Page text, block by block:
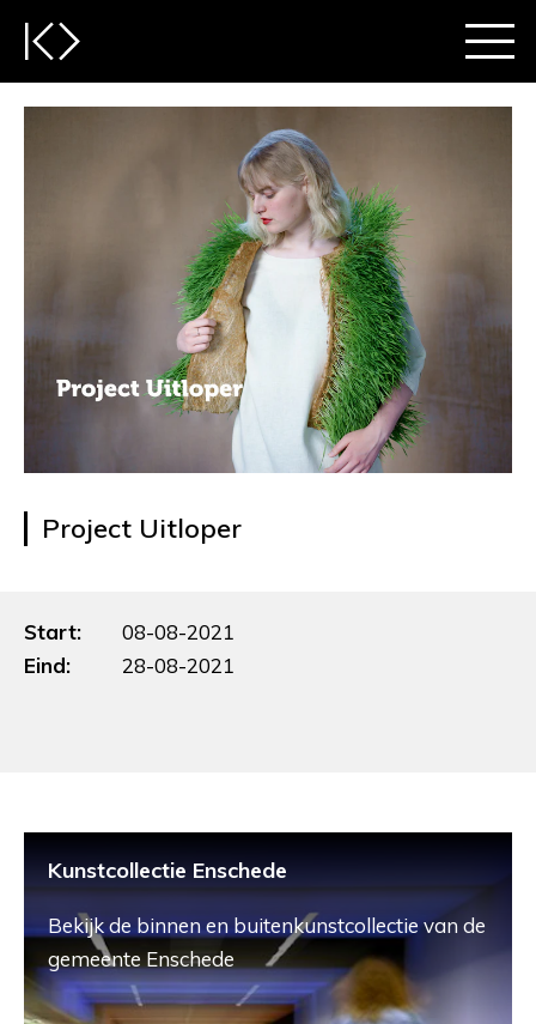
Project Uitloper
Start:
08-08-2021
Eind:
28-08-2021
Kunstcollectie Enschede
Bekijk de binnen en buitenkunstcollectie van de
gemeente Enschede